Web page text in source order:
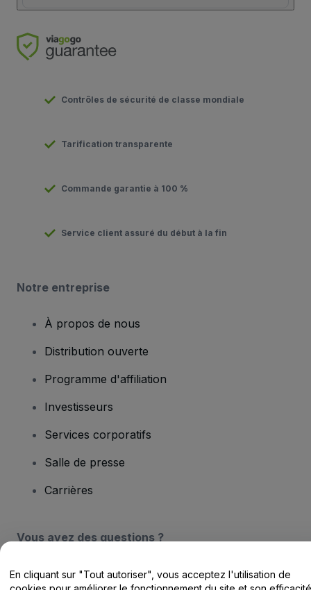
Contrôles de sécurité de classe mondiale
Tarification transparente
Commande garantie à 100 %
Service client assuré du début à la fin
Notre entreprise
À propos de nous
Distribution ouverte
Programme d'affiliation
Investisseurs
Services corporatifs
Salle de presse
Carrières
Vous avez des questions ?
Centre d'assistance / Nous contacter
En cliquant sur "Tout autoriser", vous acceptez l'utilisation de